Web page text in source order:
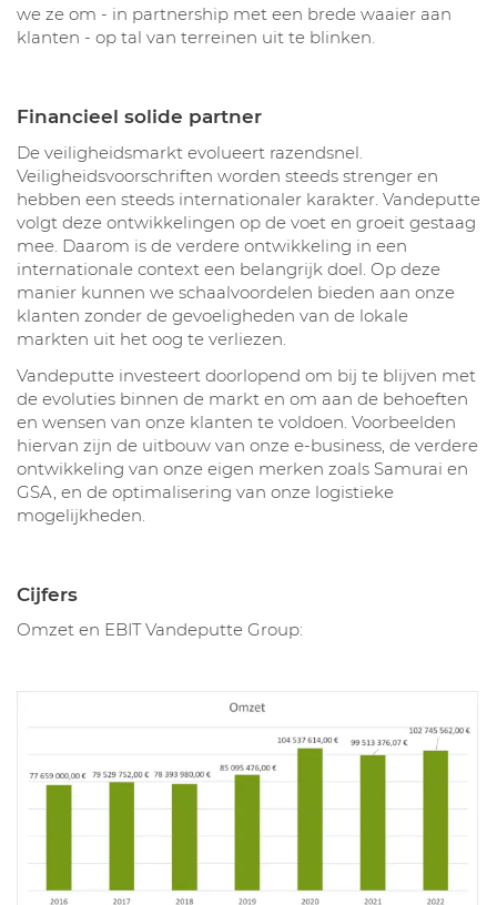
we ze om - in partnership met een brede waaier aan
klanten - op tal van terreinen uit te blinken.
Financieel solide partner
De veiligheidsmarkt evolueert razendsnel.
Veiligheidsvoorschriften worden steeds strenger en
hebben een steeds internationaler karakter. Vandeputte
volgt deze ontwikkelingen op de voet en groeit gestaag
mee. Daarom is de verdere ontwikkeling in een
internationale context een belangrijk doel. Op deze
manier kunnen we schaalvoordelen bieden aan onze
klanten zonder de gevoeligheden van de lokale
markten uit het oog te verliezen.
Vandeputte investeert doorlopend om bij te blijven met
de evoluties binnen de markt en om aan de behoeften
en wensen van onze klanten te voldoen. Voorbeelden
hiervan zijn de uitbouw van onze e-business, de verdere
ontwikkeling van onze eigen merken zoals Samurai en
GSA, en de optimalisering van onze logistieke
mogelijkheden.
Cijfers
Omzet en EBIT Vandeputte Group: